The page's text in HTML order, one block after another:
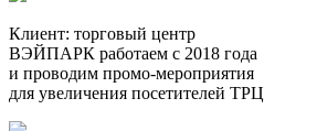
Клиент: торговый центр
ВЭЙПАРК работаем с 2018 года
и проводим промо-мероприятия
для увеличения посетителей ТРЦ